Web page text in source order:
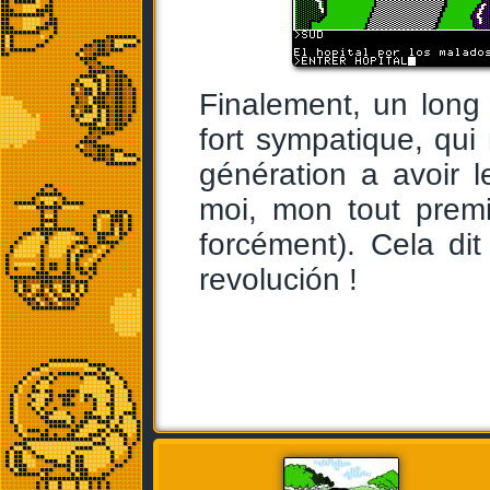
Finalement, un
fort sympatique,
génération a avoir
moi, mon tout
forcément). Cela
revolución !